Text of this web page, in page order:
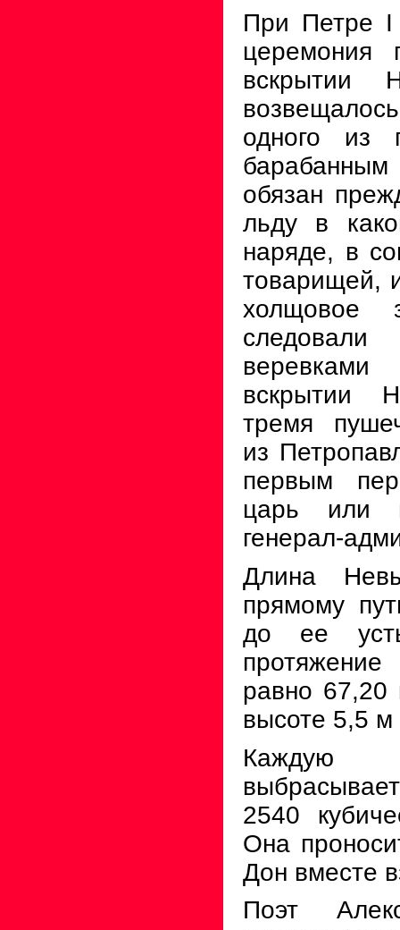
При Петре I
церемония
вскрытии
одного из
обязан
льду в
наряде, в
товарищей,
холщовое
вскрытии
тремя
из
первым
царь или
генерал-
Длина
прямому
до ее
равно 67,20
высоте 5,5 м
Каждую
2540
Она
Дон вместе
Поэт